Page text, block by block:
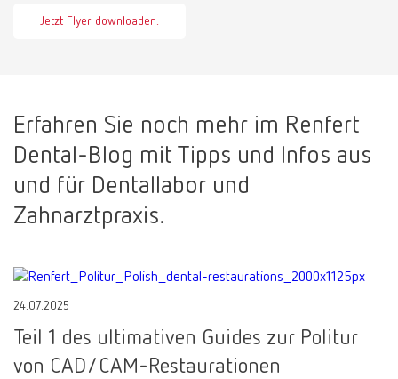
Jetzt Flyer downloaden.
Erfahren Sie noch mehr im Renfert
Dental-Blog mit Tipps und Infos aus
und für Dentallabor und
Zahnarztpraxis.
24.07.2025
Teil 1 des ultimativen Guides zur Politur
von CAD/CAM-Restaurationen